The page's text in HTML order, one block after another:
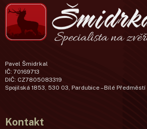
Pavel Šmidrkal
IČ: 70169713
DIČ: CZ7805083319
Spojilská 1853, 530 03, Pardubice – Bílé Předměstí
Kontakt